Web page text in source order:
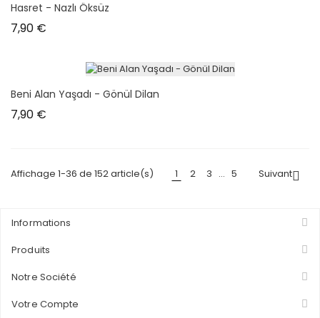
Hasret - Nazlı Öksüz
7,90 €
Beni Alan Yaşadı - Gönül Dilan
7,90 €
Affichage 1-36 de 152 article(s) 1 2 3 … 5 Suivant
Informations
Produits
Notre Société
Votre Compte